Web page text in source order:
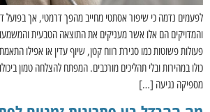
לפעמים נדמה כי שיפור אסתטי מחייב מהפך דרמטי, אך בפועל
והמדויקים הם אלו אשר מעניקים את התוצאה הטבעית
פעולות פשוטות כמו סגירת רווח קטן, שיוף עדין או אפילו
כולו במהירות ובלי תהליכים מורכבים. המפתח להצלחה טמון
מספיקה נגיעה […]